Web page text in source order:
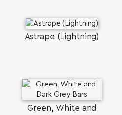
Astrape (Lightning)
Green, White and